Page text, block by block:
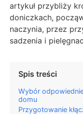
artykuł przybliży
doniczkach,
naczynia, przez
sadzenia i
Spis treści
Wybór
domu
Przygotowanie